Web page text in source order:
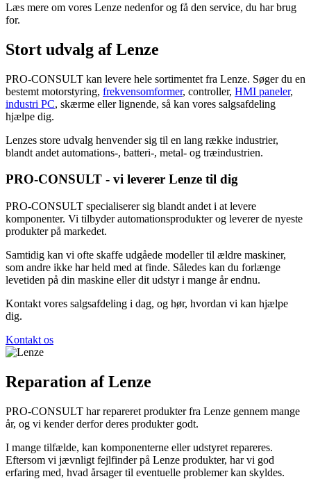
Læs mere om vores Lenze nedenfor og få den service, du har brug
for.
Stort udvalg af Lenze
PRO-CONSULT kan levere hele sortimentet fra Lenze. Søger du en
bestemt motorstyring, frekvensomformer, controller, HMI paneler,
industri PC, skærme eller lignende, så kan vores salgsafdeling
hjælpe dig.
Lenzes store udvalg henvender sig til en lang række industrier,
blandt andet automations-, batteri-, metal- og træindustrien.
PRO-CONSULT - vi leverer Lenze til dig
PRO-CONSULT specialiserer sig blandt andet i at levere
komponenter. Vi tilbyder automationsprodukter og leverer de nyeste
produkter på markedet.
Samtidig kan vi ofte skaffe udgåede modeller til ældre maskiner,
som andre ikke har held med at finde. Således kan du forlænge
levetiden på din maskine eller dit udstyr i mange år endnu.
Kontakt vores salgsafdeling i dag, og hør, hvordan vi kan hjælpe
dig.
Kontakt os
Reparation af Lenze
PRO-CONSULT har repareret produkter fra Lenze gennem mange
år, og vi kender derfor deres produkter godt.
I mange tilfælde, kan komponenterne eller udstyret repareres.
Eftersom vi jævnligt fejlfinder på Lenze produkter, har vi god
erfaring med, hvad årsager til eventuelle problemer kan skyldes.